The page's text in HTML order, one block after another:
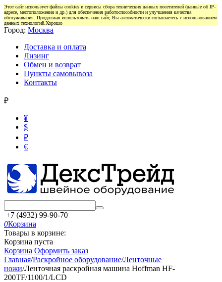
Этот сайт использует файлы cookies и сервисы сбора технических данных посетителей (данные об IP-
адресе, местоположении и др.) для обеспечения работоспособности и улучшения качества
обслуживания. Продолжая использовать наш сайт, Вы автоматически соглашаетесь с использованием
данных технологий. Хорошо
Город: Москва
Доставка и оплата
Лизинг
Обмен и возврат
Пункты самовывоза
Контакты
₽
¥
$
₽
€
+7 (4932) 99-90-70
0Корзина
Товары в корзине:
Корзина пуста
Корзина Оформить заказ
Главная/Раскройное оборудование/Ленточные
ножи/Ленточная раскройная машина Hoffman HF-
200TF/1100/1/LCD